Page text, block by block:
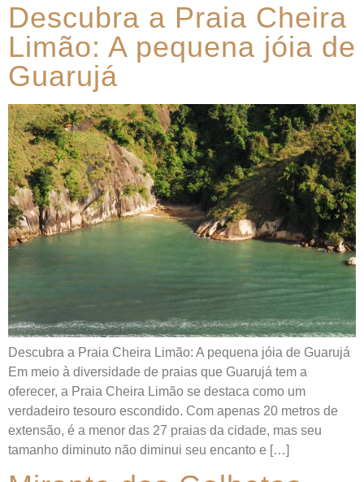
Descubra a Praia Cheira
Limão: A pequena jóia de
Guarujá
Descubra a Praia Cheira Limão: A pequena jóia de Guarujá
Em meio à diversidade de praias que Guarujá tem a
oferecer, a Praia Cheira Limão se destaca como um
verdadeiro tesouro escondido. Com apenas 20 metros de
extensão, é a menor das 27 praias da cidade, mas seu
tamanho diminuto não diminui seu encanto e […]